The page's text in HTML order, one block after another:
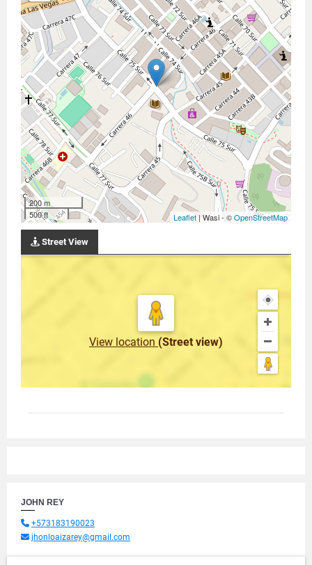
200 m
500 ft
Leaflet | Wasi - ©OpenStreetMap
Street View
View location (Street view)
JOHN REY
+573183190023
jhonloaizarey@gmail.com